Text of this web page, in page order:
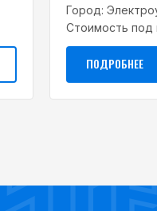
Город:
Стоимость под
ПОДРОБНЕЕ